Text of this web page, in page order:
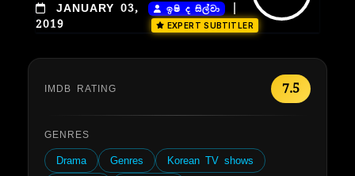
JANUARY 03,
2019
ඉෂි ද සිල්වා
EXPERT SUBTITLER
IMDB RATING 7.5
GENRES
Drama Genres
Korean TV shows